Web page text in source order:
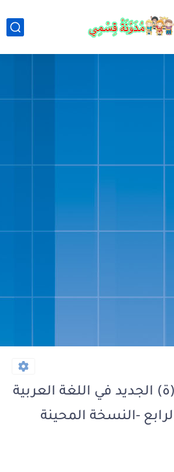
الجديد في اللغة العربية
4 الرابع -النسخة المحينة